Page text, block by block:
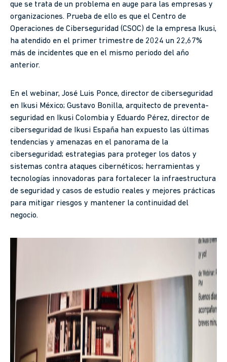
que se trata de un problema en auge para las empresas y
organizaciones. Prueba de ello es que el Centro de
Operaciones de Ciberseguridad (CSOC) de la empresa Ikusi,
ha atendido en el primer trimestre de 2024 un 22,67%
más de incidentes que en el mismo periodo del año
anterior.
En el webinar, José Luis Ponce, director de ciberseguridad
en Ikusi México; Gustavo Bonilla, arquitecto de preventa-
seguridad en Ikusi Colombia y Eduardo Pérez, director de
ciberseguridad de Ikusi España han expuesto las últimas
tendencias y amenazas en el panorama de la
ciberseguridad; estrategias para proteger los datos y
sistemas contra ataques cibernéticos; herramientas y
tecnologías innovadoras para fortalecer la infraestructura
de seguridad y casos de estudio reales y mejores prácticas
para mitigar riesgos y mantener la continuidad del
negocio.